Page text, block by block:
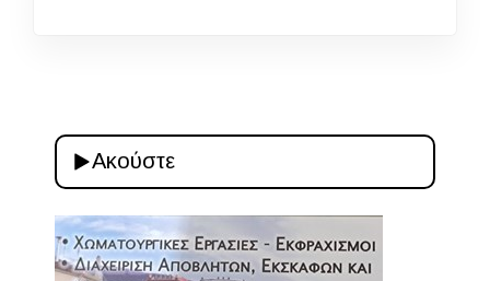
Ακούστε